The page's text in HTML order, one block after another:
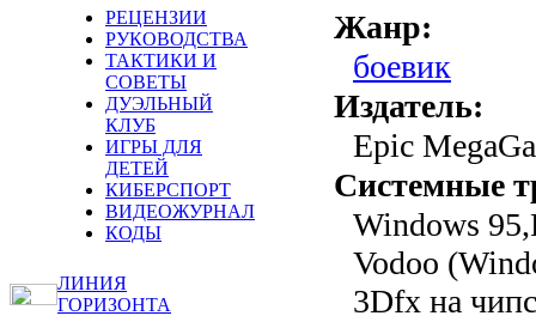
РЕЦЕНЗИИ
РУКОВОДСТВА
ТАКТИКИ И
СОВЕТЫ
ДУЭЛЬНЫЙ
КЛУБ
ИГРЫ ДЛЯ
ДЕТЕЙ
КИБЕРСПОРТ
ВИДЕОЖУРНАЛ
КОДЫ
ЛИНИЯ
ГОРИЗОНТА
Жанр:
боевик
Издатель:
Epic
Системные
Windows
Vodoo
3Dfx на